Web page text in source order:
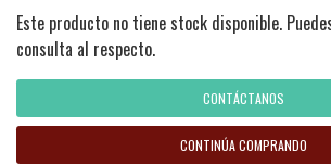
Este producto no tiene stock disponible.
consulta al respecto.
CONTÁCTANOS
CONTINÚA COMPRANDO